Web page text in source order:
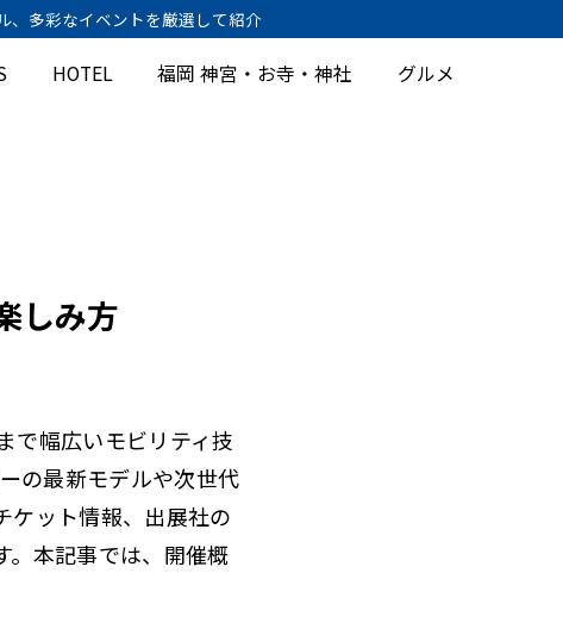
、多彩なイベントを厳選して紹介
HOTEL 福岡 神宮・お寺・神社 グルメ
しみ方
で幅広いモビリティ技
の最新モデルや次世代
ケット情報、出展社の
。本記事では、開催概